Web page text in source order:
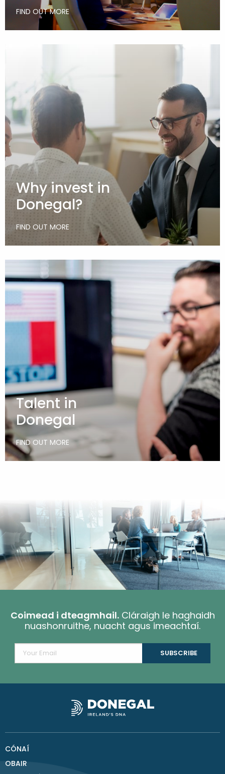
FIND OUT MORE
Why invest in
Donegal?
FIND OUT MORE
Talent in
Donegal
FIND OUT MORE
Coimead i dteagmhail.Cláraigh le haghaidh
nuashonruithe, nuacht agus imeachtaí.
CÓNAÍ
OBAIR